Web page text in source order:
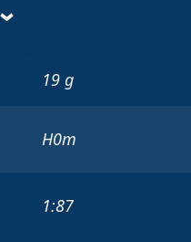
19 g
H0m
1:87